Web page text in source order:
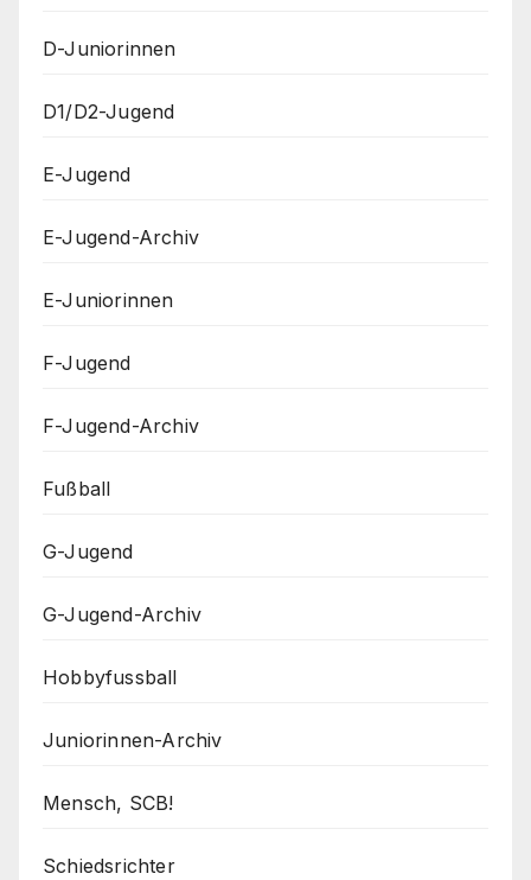
D-Juniorinnen
D1/D2-Jugend
E-Jugend
E-Jugend-Archiv
E-Juniorinnen
F-Jugend
F-Jugend-Archiv
Fußball
G-Jugend
G-Jugend-Archiv
Hobbyfussball
Juniorinnen-Archiv
Mensch, SCB!
Schiedsrichter